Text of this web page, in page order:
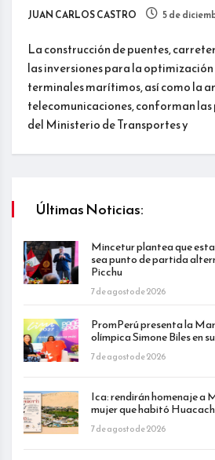
JUAN CARLOS CASTRO 5 de
La construcción de puentes,
las inversiones para la
terminales marítimos, así como la
telecomunicaciones, conforman
del Ministerio de Transportes y
Últimas Noticias:
Mincetur plantea que
sea punto de partida
Picchu
7 de agosto de 2026
PromPerú presenta la
olímpica Simone Biles en
7 de agosto de 2026
Ica: rendirán homenaje a
mujer que habitó
7 de agosto de 2026